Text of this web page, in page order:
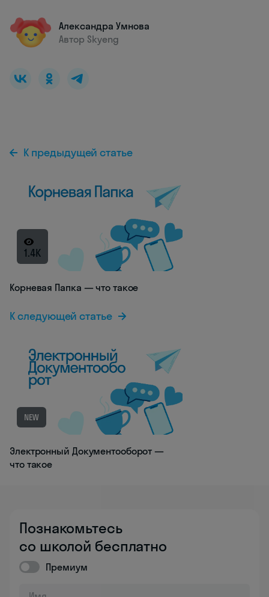
Александра Умнова
Автор Skyeng
К предыдущей статье
1.4K
Корневая Папка — что такое
К следующей статье
NEW
Электронный Документооборот —
что такое
Познакомьтесь
со школой бесплатно
Премиум